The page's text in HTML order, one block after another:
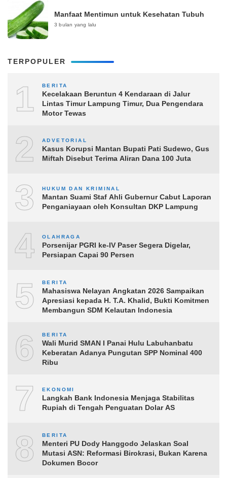
Manfaat Mentimun untuk Kesehatan Tubuh
3 bulan yang lalu
TERPOPULER
1 BERITA
Kecelakaan Beruntun 4 Kendaraan di Jalur
Lintas Timur Lampung Timur, Dua Pengendara
Motor Tewas
2 ADVETORIAL
Kasus Korupsi Mantan Bupati Pati Sudewo, Gus
Miftah Disebut Terima Aliran Dana 100 Juta
3 HUKUM DAN KRIMINAL
Mantan Suami Staf Ahli Gubernur Cabut Laporan
Penganiayaan oleh Konsultan DKP Lampung
4 OLAHRAGA
Porsenijar PGRI ke-IV Paser Segera Digelar,
Persiapan Capai 90 Persen
5 BERITA
Mahasiswa Nelayan Angkatan 2026 Sampaikan
Apresiasi kepada H. T.A. Khalid, Bukti Komitmen
Membangun SDM Kelautan Indonesia
6 BERITA
Wali Murid SMAN I Panai Hulu Labuhanbatu
Keberatan Adanya Pungutan SPP Nominal 400
Ribu
7 EKONOMI
Langkah Bank Indonesia Menjaga Stabilitas
Rupiah di Tengah Penguatan Dolar AS
8 BERITA
Menteri PU Dody Hanggodo Jelaskan Soal
Mutasi ASN: Reformasi Birokrasi, Bukan Karena
Dokumen Bocor